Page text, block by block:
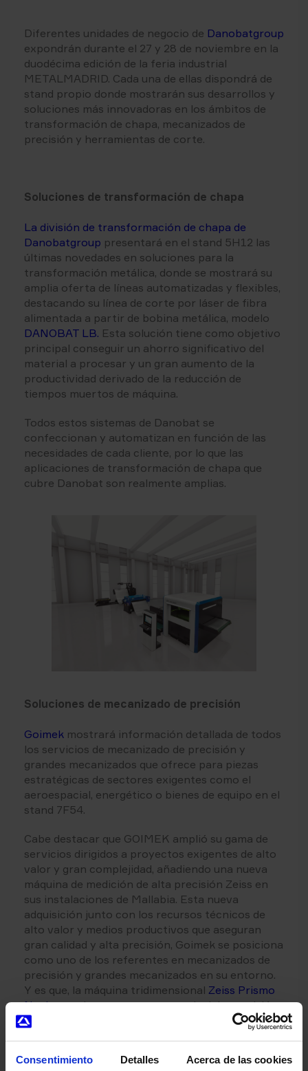
Consentimiento Detalles Acerca de las cookies
Diferentes unidades de negocio de Danobatgroup
expondrán durante el 27 y 28 de noviembre en la
duodécima edición de la feria industrial
METALMADRID. Cada una de ellas dispondrá de
stand propio donde mostrarán sus desarrollos y
soluciones más innovadoras en los ámbitos de
transformación de chapa, mecanizados de
precisión y herramientas de corte.
Soluciones de transformación de chapa
La división de transformación de chapa de
Danobatgroup presentará en el stand 5H12 las
últimas novedades en soluciones para la
transformación metálica, donde se mostrará su
amplia oferta de líneas automatizadas y flexibles,
destacando su línea de corte por láser de fibra
alimentada a partir de bobina metálica, modelo
DANOBAT LB. Esta solución tiene como objetivo
principal conseguir un ahorro significativo del
material a procesar y un gran aumento de la
productividad derivado de la reducción de
tiempos muertos de máquina.
Todos estos sistemas de Danobat se
confeccionan y automatizan en función de las
necesidades de cada cliente, por lo que las
aplicaciones de transformación de chapa que
cubre Danobat son realmente amplias.
Soluciones de mecanizado de precisión
Goimek mostrará información detallada de todos
los servicios de mecanizado de precisión y
grandes mecanizados que ofrece para piezas
estratégicas de sectores exigentes como el
aeroespacial, energético o bienes de equipo en el
stand 7F54.
Cabe destacar que GOIMEK amplió su gama de
servicios dirigidos a proyectos exigentes de alto
valor y gran complejidad, añadiendo una nueva
máquina de medición de alta precisión Zeiss en
sus instalaciones de Mallabia. Esta nueva
adquisición junto con los recursos técnicos de
alto valor y medios productivos que aseguran
gran calidad y alta precisión, Goimek se posiciona
como uno de los referentes en mecanizados de
precisión y grandes mecanizados en su entorno.
Y es que, la máquina tridimensional Zeiss Prismo
Navigatordestaca por su gran nivel de precisión
y por su capacidad de llegar a zonas de difícil
accesibilidad, convirtiéndose en una máquina